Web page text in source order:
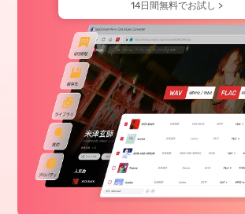
14日間無料でお試し >